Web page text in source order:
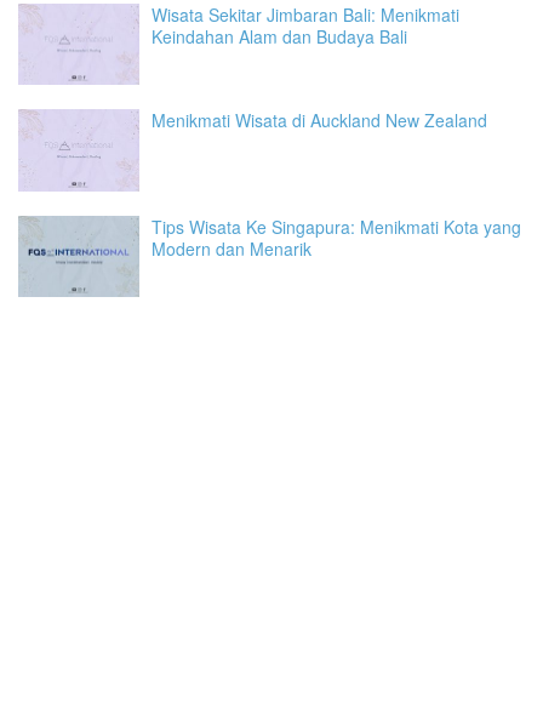
Wisata Sekitar Jimbaran Bali: Menikmati
Keindahan Alam dan Budaya Bali
Menikmati Wisata di Auckland New Zealand
Tips Wisata Ke Singapura: Menikmati Kota yang
Modern dan Menarik